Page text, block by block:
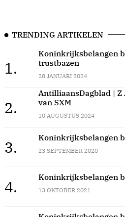
TRENDING ARTIKELEN
1.
Koninkrijksbelangen
trustbazen
28 JANUARI 2024
2.
AntilliaansDagblad |
van SXM
10 AUGUSTUS 2024
3.
Koninkrijksbelangen
23 SEPTEMBER 2020
4.
Koninkrijksbelangen
13 OKTOBER 2021